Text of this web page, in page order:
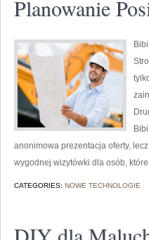
Planowanie
anonimowa prezentacja oferty,
wygodnej wizytówki dla osób,
CATEGORIES: NOWE TECHNOLOGIE